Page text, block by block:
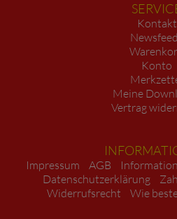
Kontakt
Konto
Meine
Vertrag
Impressum AGB
Datenschutzerklärung
Widerrufsrecht
Wie